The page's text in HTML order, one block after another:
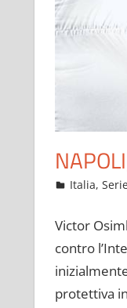
Novembre
admin
Italia,
Victor
contro
protettiva